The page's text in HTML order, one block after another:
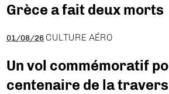
Grèce a fait deux morts
01/08/26 CULTURE AÉRO
Un vol commémoratif
centenaire de la